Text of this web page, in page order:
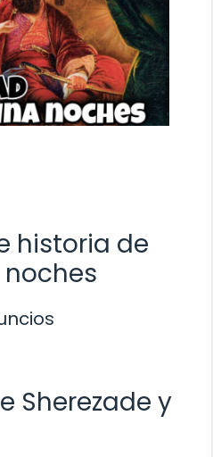
historia de
Sherezade y